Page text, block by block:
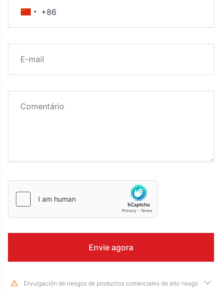
Divulgación de riesgos de productos comerciales de alto riesgo